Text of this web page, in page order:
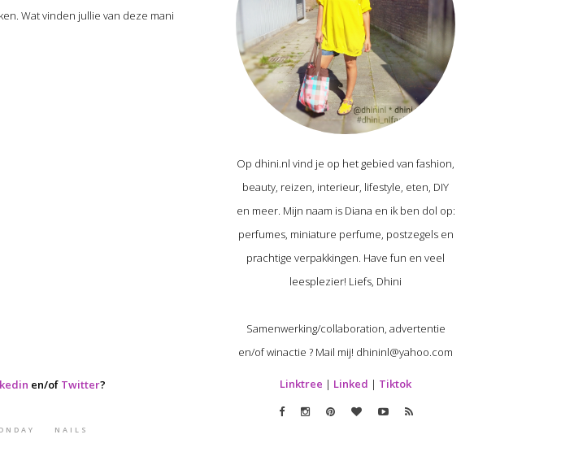
Wat vinden jullie van deze mani
en/of Twitter?
NAILS
Op dhini.nl vind je op het gebied van fashion,
beauty, reizen, interieur, lifestyle, eten, DIY
en meer. Mijn naam is Diana en ik ben dol op:
perfumes, miniature perfume, postzegels en
prachtige verpakkingen. Have fun en veel
leesplezier! Liefs, Dhini
Samenwerking/collaboration, advertentie
en/of winactie ? Mail mij! dhininl@yahoo.com
Linktree | Linked | Tiktok